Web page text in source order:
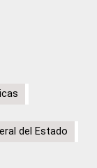
del Estado